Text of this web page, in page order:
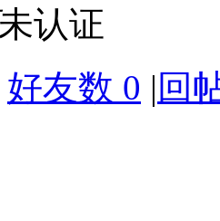
认证
好友数 0 | 回